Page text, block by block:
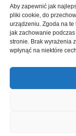
Aby zapewnić jak
pliki cookie, do
urządzeniu. Zgoda na
jak zachowanie
stronie. Brak wyrażenia
wpłynąć na niektóre
listopad
Copyright ©